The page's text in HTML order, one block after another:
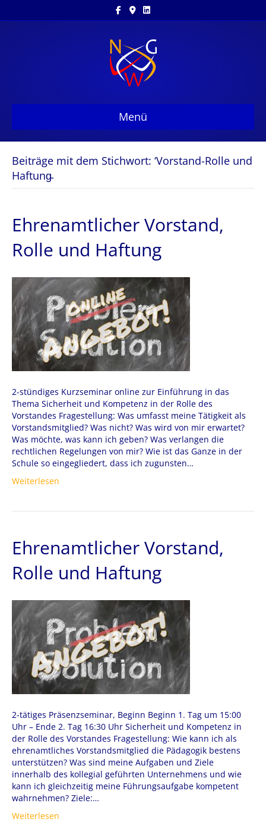
FacebookGoogle-maps
Linkedin
Menü
Beiträge mit dem Stichwort: ‘Vorstand-Rolle und
Haftung̵
Ehrenamtlicher Vorstand,
Rolle und Haftung
2-stündiges Kurzseminar online zur Einführung in das
Thema Sicherheit und Kompetenz in der Rolle des
Vorstandes Fragestellung: Was umfasst meine Tätigkeit als
Vorstandsmitglied? Was nicht? Was wird von mir erwartet?
Was möchte, was kann ich geben? Was verlangen die
rechtlichen Regelungen von mir? Wie ist das Ganze in der
Schule so eingegliedert, dass ich zugunsten…
Weiterlesen
Ehrenamtlicher Vorstand,
Rolle und Haftung
2-tätiges Präsenzseminar, Beginn Beginn 1. Tag um 15:00
Uhr – Ende 2. Tag 16:30 Uhr Sicherheit und Kompetenz in
der Rolle des Vorstandes Fragestellung: Wie kann ich als
ehrenamtliches Vorstandsmitglied die Pädagogik bestens
unterstützen? Was sind meine Aufgaben und Ziele
innerhalb des kollegial geführten Unternehmens und wie
kann ich gleichzeitig meine Führungsaufgabe kompetent
wahrnehmen? Ziele:…
Weiterlesen